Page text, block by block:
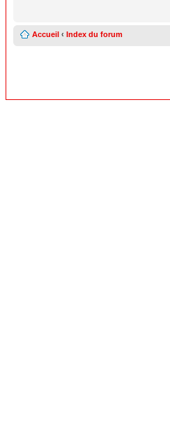
Accueil ‹ Index du forum